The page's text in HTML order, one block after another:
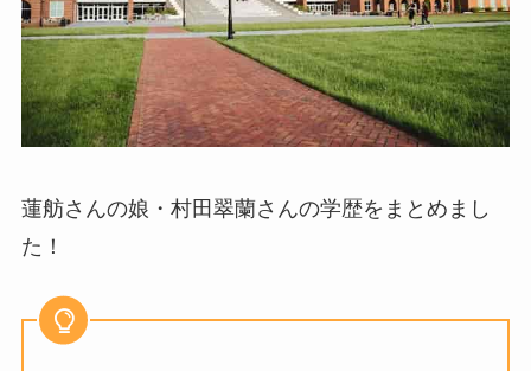
蓮舫さんの娘・村田翠蘭さんの学歴をまとめまし
た！